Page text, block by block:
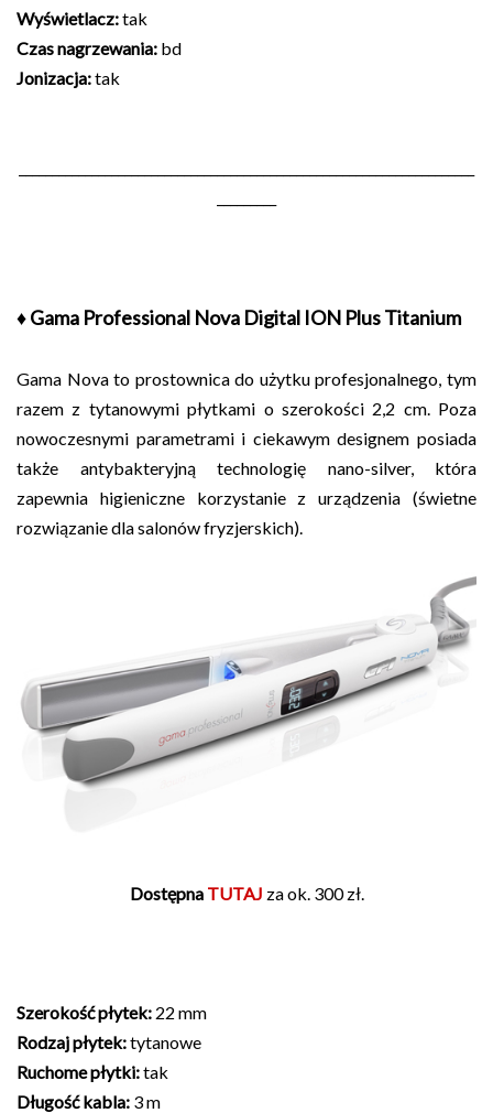
Wyświetlacz:tak
Czas nagrzewania: bd
Jonizacja:tak
♦ Gama Professional Nova Digital ION Plus Titanium
Gama Nova to prostownica do użytku profesjonalnego, tym
razem z tytanowymi płytkami o szerokości 2,2 cm. Poza
nowoczesnymi parametrami i ciekawym designem posiada
także antybakteryjną technologię nano-silver, która
zapewnia higieniczne korzystanie z urządzenia (świetne
rozwiązanie dla salonów fryzjerskich).
Dostępna TUTAJ za ok. 300 zł.
Szerokość płytek: 22 mm
Rodzaj płytek:tytanowe
Ruchome płytki:tak
Długość kabla: 3 m